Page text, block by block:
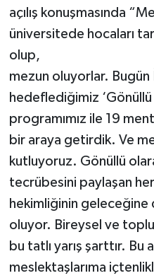
açılış konuşmasında
üniversitede hocaları
olup,
mezun oluyorlar. Bugün
hedeflediğimiz
programımız ile 19
bir araya getirdik. Ve
kutluyoruz. Gönüllü
tecrübesini paylaşan
hekimliğinin geleceğine
oluyor. Bireysel ve
bu tatlı yarış şarttır. Bu
meslektaşlarıma